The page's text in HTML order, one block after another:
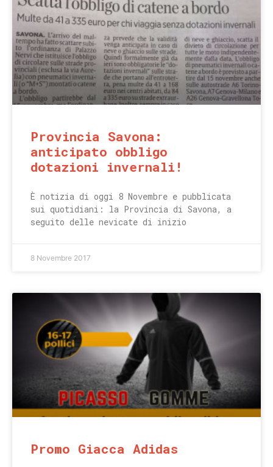
Provincia Savona:
anticipato obbligo
dotazioni invernali!
È notizia di oggi 8 Novembre e pubblicata
sui quotidiani: la Provincia di Savona, a
seguito delle nevicate di inizio
8 Novembre 2017
Promo Giacca Adidas